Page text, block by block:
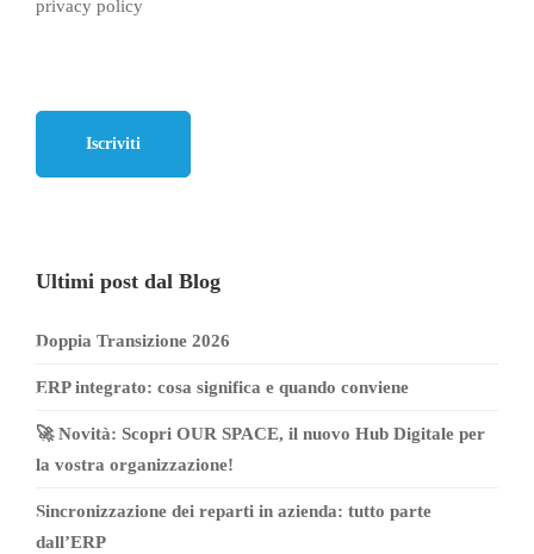
privacy policy
Ultimi post dal Blog
Doppia Transizione 2026
ERP integrato: cosa significa e quando conviene
🚀 Novità: Scopri OUR SPACE, il nuovo Hub Digitale per
la vostra organizzazione!
Sincronizzazione dei reparti in azienda: tutto parte
dall’ERP